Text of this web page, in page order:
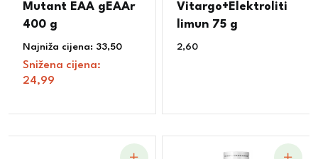
Mutant EAA gEAAr
400 g
Najniža cijena: 33,50
Snižena cijena:
24,99
Vitargo+Elektroliti
limun 75 g
2,60